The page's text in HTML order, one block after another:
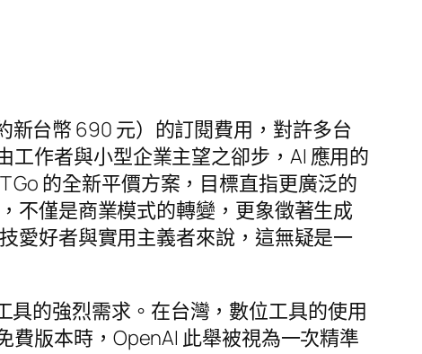
新台幣 690 元）的訂閱費用，對許多台
作者與小型企業主望之卻步，AI 應用的
Go 的全新平價方案，目標直指更廣泛的
不僅是商業模式的轉變，更象徵著生成
愛好者與實用主義者來說，這無疑是一
具的強烈需求。在台灣，數位工具的使用
版本時，OpenAI 此舉被視為一次精準